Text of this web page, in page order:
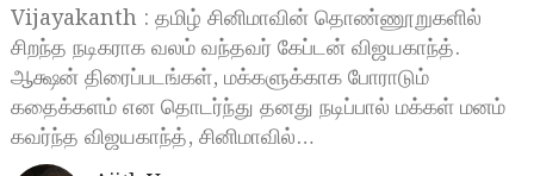
Vijayakanth : தமிழ் சினிமாவின் தொண்ணூறுகளில்
சிறந்த நடிகராக வலம் வந்தவர் கேப்டன் விஜயகாந்த்.
ஆக்ஷன் திரைப்படங்கள், மக்களுக்காக போராடும்
கதைக்களம் என தொடர்ந்து தனது நடிப்பால் மக்கள் மனம்
கவர்ந்த விஜயகாந்த், சினிமாவில்…